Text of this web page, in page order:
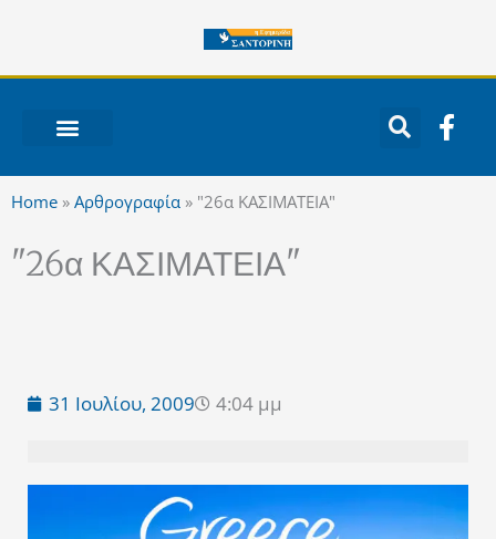
περιεχόμενο
F
a
Home » Αρθρογραφία » "26α ΚΑΣΙΜΑΤΕΙΑ"
"26α ΚΑΣΙΜΑΤΕΙΑ"
31 Ιουλίου, 2009 4:04 μμ